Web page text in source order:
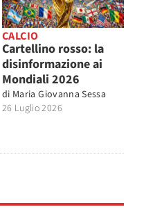
CALCIO
Cartellino rosso: la
disinformazione ai
Mondiali 2026
di Maria Giovanna Sessa
26 Luglio 2026